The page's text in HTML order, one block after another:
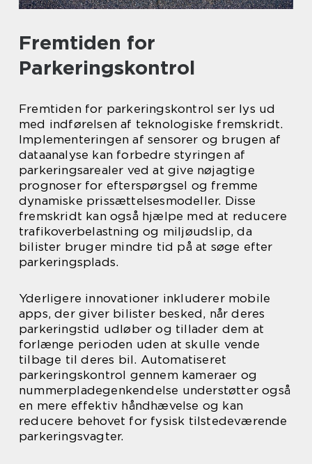
Fremtiden for
Parkeringskontrol
Fremtiden for parkeringskontrol ser lys ud
med indførelsen af teknologiske fremskridt.
Implementeringen af sensorer og brugen af
dataanalyse kan forbedre styringen af
parkeringsarealer ved at give nøjagtige
prognoser for efterspørgsel og fremme
dynamiske prissættelsesmodeller. Disse
fremskridt kan også hjælpe med at reducere
trafikoverbelastning og miljøudslip, da
bilister bruger mindre tid på at søge efter
parkeringsplads.
Yderligere innovationer inkluderer mobile
apps, der giver bilister besked, når deres
parkeringstid udløber og tillader dem at
forlænge perioden uden at skulle vende
tilbage til deres bil. Automatiseret
parkeringskontrol gennem kameraer og
nummerpladegenkendelse understøtter også
en mere effektiv håndhævelse og kan
reducere behovet for fysisk tilstedeværende
parkeringsvagter.